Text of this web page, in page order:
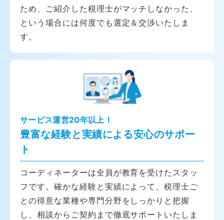
ため、ご紹介した税理士がマッチしなかった、
という場合には何度でも選定＆交渉いたしま
す。
サービス運営20年以上！
豊富な経験と実績による安心のサポー
ト
コーディネーターは全員が教育を受けたスタッ
フです。確かな経験と実績によって、税理士ご
との得意な業種や専門分野をしっかりと把握
し、相談からご契約まで徹底サポートいたしま